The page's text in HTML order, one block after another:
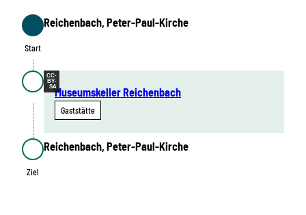
Start
Start
Reichenbach, Peter-Paul-Kirche
CC-
BY-
SAMuseumskeller Reichenbach
Gaststätte
Ziel
Ziel
Reichenbach, Peter-Paul-Kirche